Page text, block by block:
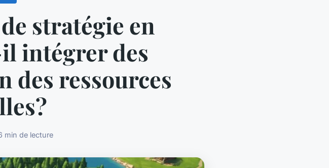
stratégie en
intégrer des
des ressources
min de lecture